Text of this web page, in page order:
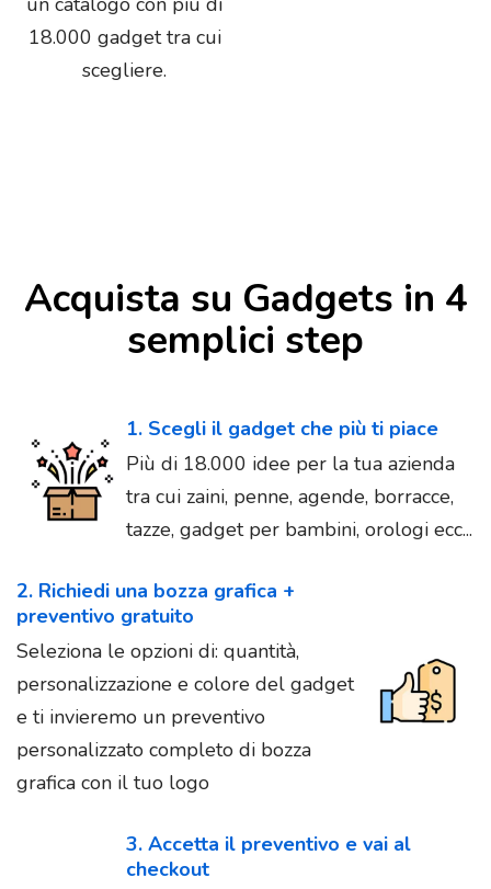
18.000 gadget tra cui
scegliere.
Acquista su Gadgets in 4
semplici step
1. Scegli il gadget che più ti piace
Più di 18.000 idee per la tua azienda
tra cui zaini, penne, agende, borracce,
tazze, gadget per bambini, orologi ecc...
2. Richiedi una bozza grafica +
preventivo gratuito
Seleziona le opzioni di: quantità,
personalizzazione e colore del gadget
e ti invieremo un preventivo
personalizzato completo di bozza
grafica con il tuo logo
3. Accetta il preventivo e vai al
checkout